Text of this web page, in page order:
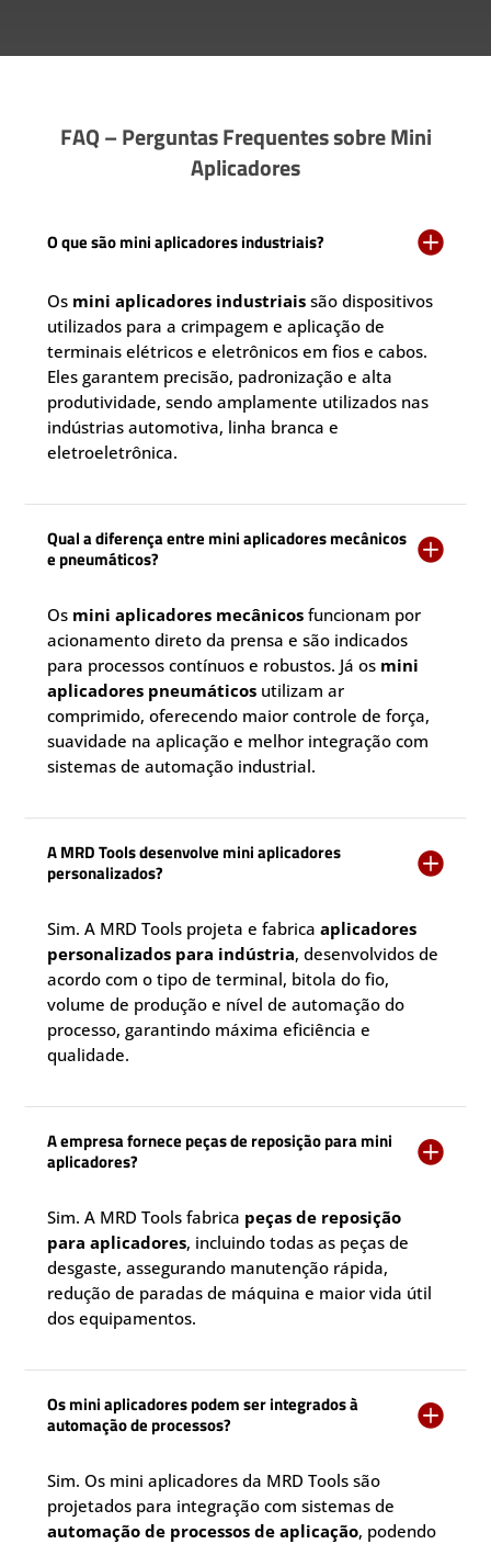
FAQ – Perguntas Frequentes sobre Mini
Aplicadores
O que são mini aplicadores industriais? 
Os mini aplicadores industriais são dispositivos
utilizados para a crimpagem e aplicação de
terminais elétricos e eletrônicos em fios e cabos.
Eles garantem precisão, padronização e alta
produtividade, sendo amplamente utilizados nas
indústrias automotiva, linha branca e
eletroeletrônica.
Qual a diferença entre mini aplicadores mecânicos
e pneumáticos?

Os mini aplicadores mecânicos funcionam por
acionamento direto da prensa e são indicados
para processos contínuos e robustos. Já os mini
aplicadores pneumáticos utilizam ar
comprimido, oferecendo maior controle de força,
suavidade na aplicação e melhor integração com
sistemas de automação industrial.
A MRD Tools desenvolve mini aplicadores
personalizados?

Sim. A MRD Tools projeta e fabricaaplicadores
personalizados para indústria, desenvolvidos de
acordo com o tipo de terminal, bitola do fio,
volume de produção e nível de automação do
processo, garantindo máxima eficiência e
qualidade.
A empresa fornece peças de reposição para mini
aplicadores?

Sim. A MRD Tools fabrica peças de reposição
para aplicadores, incluindo todas as peças de
desgaste, assegurando manutenção rápida,
redução de paradas de máquina e maior vida útil
dos equipamentos.
Os mini aplicadores podem ser integrados à
automação de processos?

Sim. Os mini aplicadores da MRD Tools são
projetados para integração com sistemas de
automação de processos de aplicação, podendo